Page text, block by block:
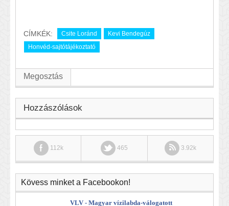
CÍMKÉK: Csite Loránd
Kevi Bendegúz
Honvéd-sajtótájékoztató
Megosztás
Hozzászólások
112k 465 3.92k
Kövess minket a Facebookon!
VLV - Magyar vízilabda-válogatott